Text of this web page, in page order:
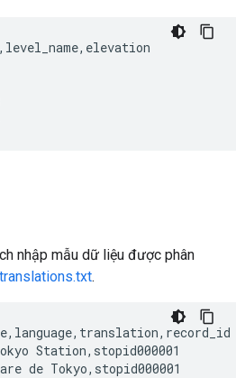
nhập mẫu dữ liệu được phân
translations.txt.
Station,stopid000001
de Tokyo,stopid000001